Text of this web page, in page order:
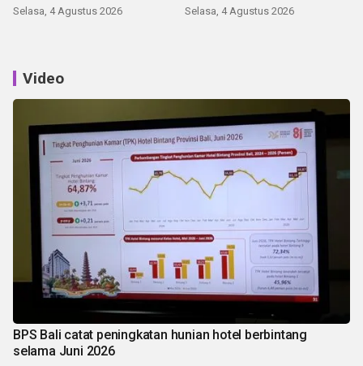
Selasa, 4 Agustus 2026 Selasa, 4 Agustus 2026
Video
BPS Bali catat peningkatan hunian hotel berbintang
selama Juni 2026